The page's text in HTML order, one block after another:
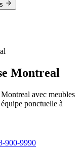
Montreal
avec meubles
ponctuelle à
900-9990